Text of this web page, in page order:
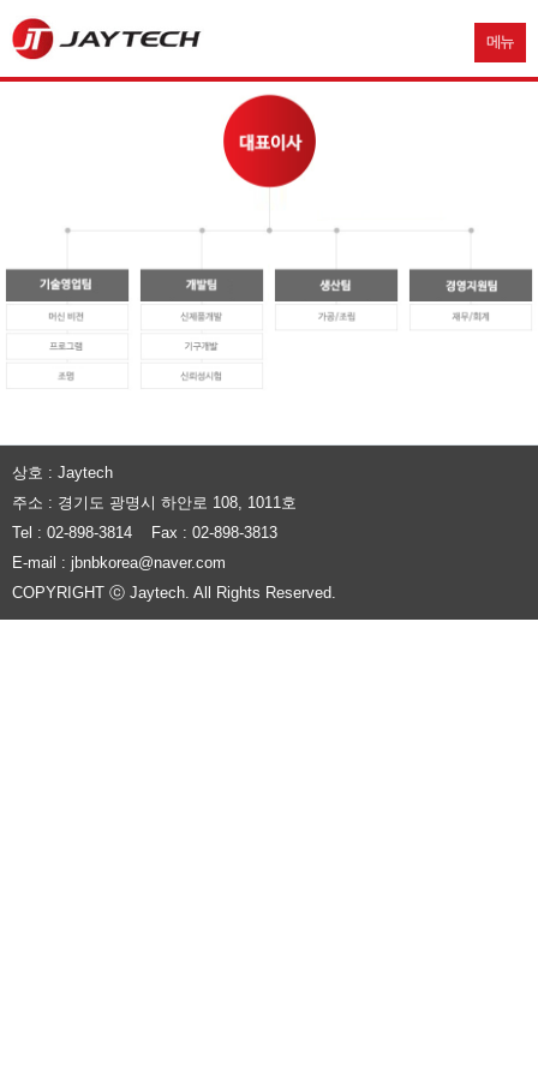
메뉴
상호 : Jaytech
주소 : 경기도 광명시 하안로 108, 1011호
Tel : 02-898-3814 Fax : 02-898-3813
E-mail : jbnbkorea@naver.com
COPYRIGHT ⓒ Jaytech. All Rights Reserved.